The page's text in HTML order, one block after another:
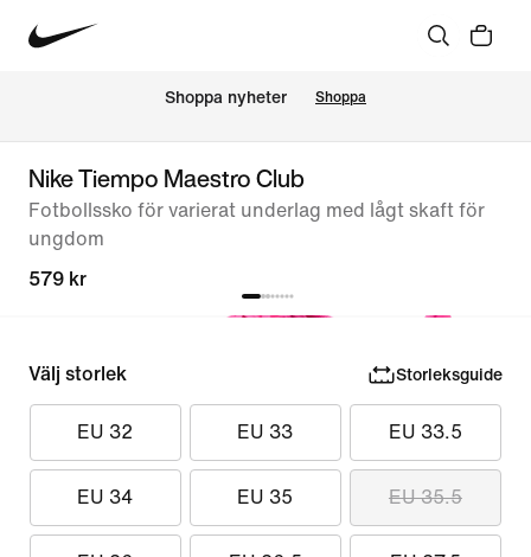
Shoppa nyheter Shoppa
Nike Tiempo Maestro Club
Fotbollssko för varierat underlag med lågt skaft för
ungdom
579 kr
Välj storlek Storleksguide
EU 32 EU 33 EU 33.5
EU 34 EU 35 EU 35.5